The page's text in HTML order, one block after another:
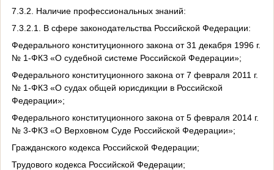
7.3.2. Наличие профессиональных знаний:
7.3.2.1. В сфере законодательства Российской Федерации:
Федерального конституционного закона от 31 декабря 1996 г.
№ 1-ФКЗ «О судебной системе Российской Федерации»;
Федерального конституционного закона от 7 февраля 2011 г.
№ 1-ФКЗ «О судах общей юрисдикции в Российской
Федерации»;
Федерального конституционного закона от 5 февраля 2014 г.
№ 3-ФКЗ «О Верховном Суде Российской Федерации»;
Гражданского кодекса Российской Федерации;
Трудового кодекса Российской Федерации;